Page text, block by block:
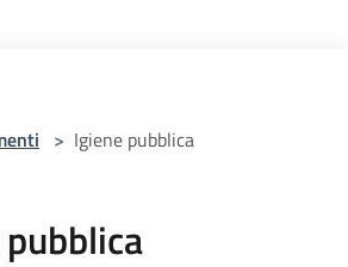
> Igiene pubblica